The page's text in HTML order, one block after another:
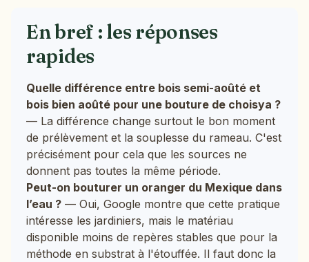
En bref : les réponses
rapides
Quelle différence entre bois semi-aoûté et
bois bien aoûté pour une bouture de choisya ?
— La différence change surtout le bon moment
de prélèvement et la souplesse du rameau. C'est
précisément pour cela que les sources ne
donnent pas toutes la même période.
Peut-on bouturer un oranger du Mexique dans
l’eau ? — Oui, Google montre que cette pratique
intéresse les jardiniers, mais le matériau
disponible moins de repères stables que pour la
méthode en substrat à l'étouffée. Il faut donc la